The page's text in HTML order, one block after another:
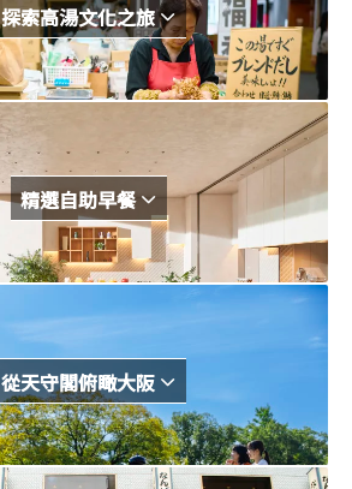
探索高湯文化之旅
精選自助早餐
從天守閣俯瞰大阪